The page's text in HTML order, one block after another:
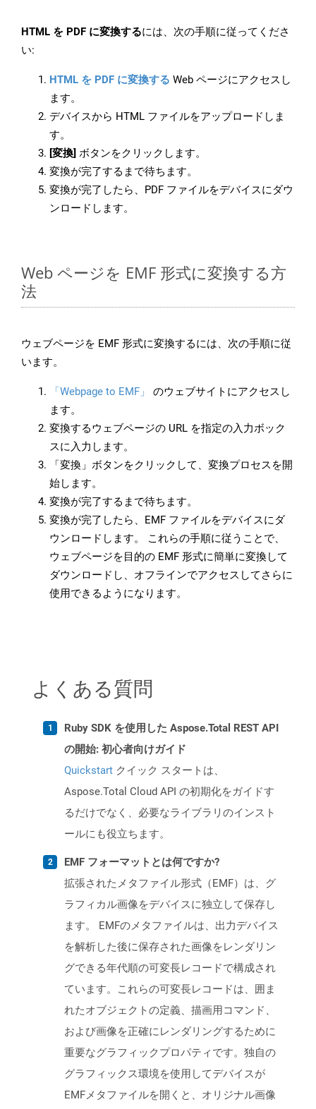
HTML を PDF に変換するには、次の手順に従ってくださ
い:
HTML を PDF に変換する Web ページにアクセスし
ます。
デバイスから HTML ファイルをアップロードしま
す。
[変換] ボタンをクリックします。
変換が完了するまで待ちます。
変換が完了したら、PDF ファイルをデバイスにダウ
ンロードします。
Web ページを EMF 形式に変換する方
法
ウェブページを EMF 形式に変換するには、次の手順に従
います。
「Webpage to EMF」
のウェブサイトにアクセスし
ます。
変換するウェブページの URL を指定の入力ボック
スに入力します。
「変換」ボタンをクリックして、変換プロセスを開
始します。
変換が完了するまで待ちます。
変換が完了したら、EMF ファイルをデバイスにダ
ウンロードします。 これらの手順に従うことで、
ウェブページを目的の EMF 形式に簡単に変換して
ダウンロードし、オフラインでアクセスしてさらに
使用できるようになります。
よくある質問
Ruby SDK を使用した Aspose.Total REST API
の開始: 初心者向けガイド
Quickstart クイック スタートは、
Aspose.Total Cloud API の初期化をガイドす
るだけでなく、必要なライブラリのインスト
ールにも役立ちます。
EMF フォーマットとは何ですか?
拡張されたメタファイル形式（EMF）は、グ
ラフィカル画像をデバイスに独立して保存し
ます。 EMFのメタファイルは、出力デバイス
を解析した後に保存された画像をレンダリン
グできる年代順の可変長レコードで構成され
ています。これらの可変長レコードは、囲ま
れたオブジェクトの定義、描画用コマンド、
および画像を正確にレンダリングするために
重要なグラフィックプロパティです。独自の
グラフィックス環境を使用してデバイスが
EMFメタファイルを開くと、オリジナル画像